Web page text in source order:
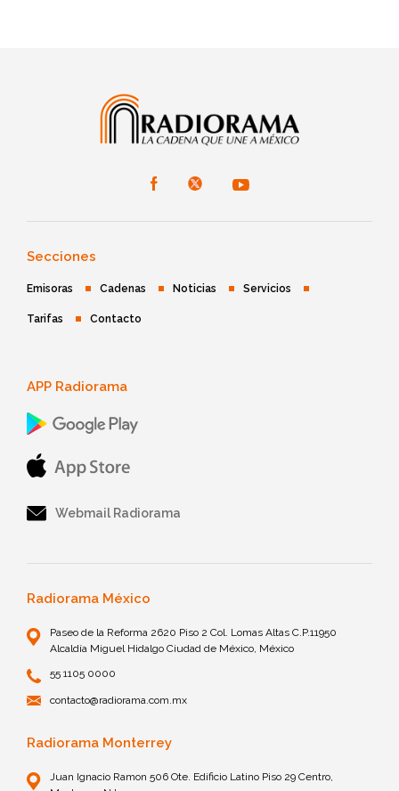
Secciones
Emisoras Cadenas Noticias Servicios
Tarifas Contacto
APP Radiorama
Webmail Radiorama
Radiorama México
Paseo de la Reforma 2620 Piso 2 Col. Lomas Altas C.P.11950
Alcaldía Miguel Hidalgo Ciudad de México, México
55 1105 0000
contacto@radiorama.com.mx
Radiorama Monterrey
Juan Ignacio Ramon 506 Ote. Edificio Latino Piso 29 Centro,